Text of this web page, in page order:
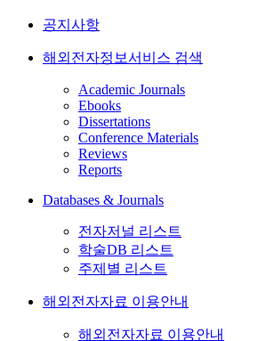
공지사항
해외전자정보서비스 검색
Academic Journals
Ebooks
Dissertations
Conference Materials
Reviews
Reports
Databases & Journals
전자저널 리스트
학술DB 리스트
주제별 리스트
해외전자자료 이용안내
해외전자자료 이용안내